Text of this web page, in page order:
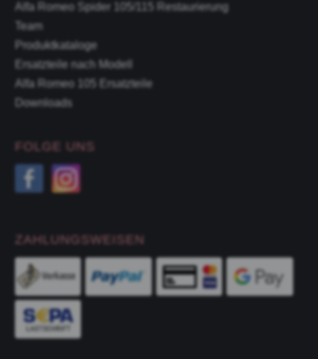
Alfa Romeo Spider 105/115 Restaurierung
Team
Produktkataloge
Ersatzteile nach Modell
Alfa Romeo 105 Ersatzteile
Downloads
FOLGE UNS
ZAHLUNGSWEISEN